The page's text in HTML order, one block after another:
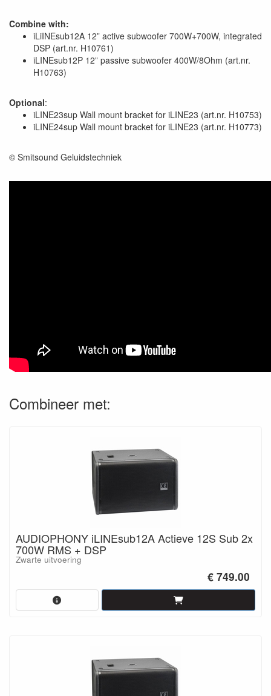
Combine with:
iLiINEsub12A 12” active subwoofer 700W+700W, integrated
DSP (art.nr. H10761)
iLINEsub12P 12” passive subwoofer 400W/8Ohm (art.nr.
H10763)
Optional:
iLINE23sup Wall mount bracket for iLINE23 (art.nr. H10753)
iLINE24sup Wall mount bracket for iLINE23 (art.nr. H10773)
© Smitsound Geluidstechniek
Combineer met:
AUDIOPHONY iLINEsub12A Actieve 12S Sub 2x
700W RMS + DSP
Zwarte uitvoering
€ 749.00